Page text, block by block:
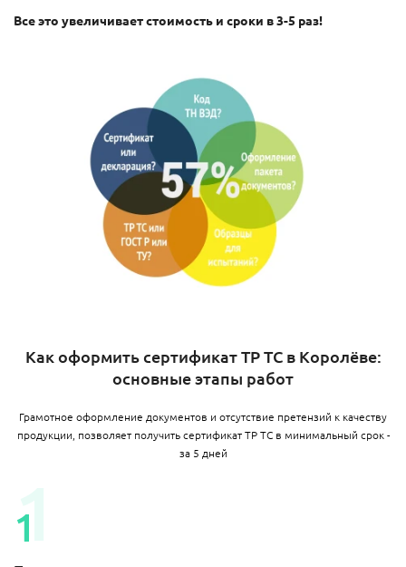
Все это увеличивает стоимость и сроки в 3-5 раз!
Как оформить сертификат ТР ТС в Королёве:
основные этапы работ
Грамотное оформление документов и отсутствие претензий к качеству
продукции, позволяет получить сертификат ТР ТС в минимальный срок -
за 5 дней